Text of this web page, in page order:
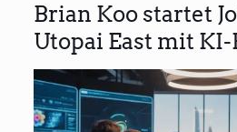
Brian Koo startet
Utopai East mit KI-